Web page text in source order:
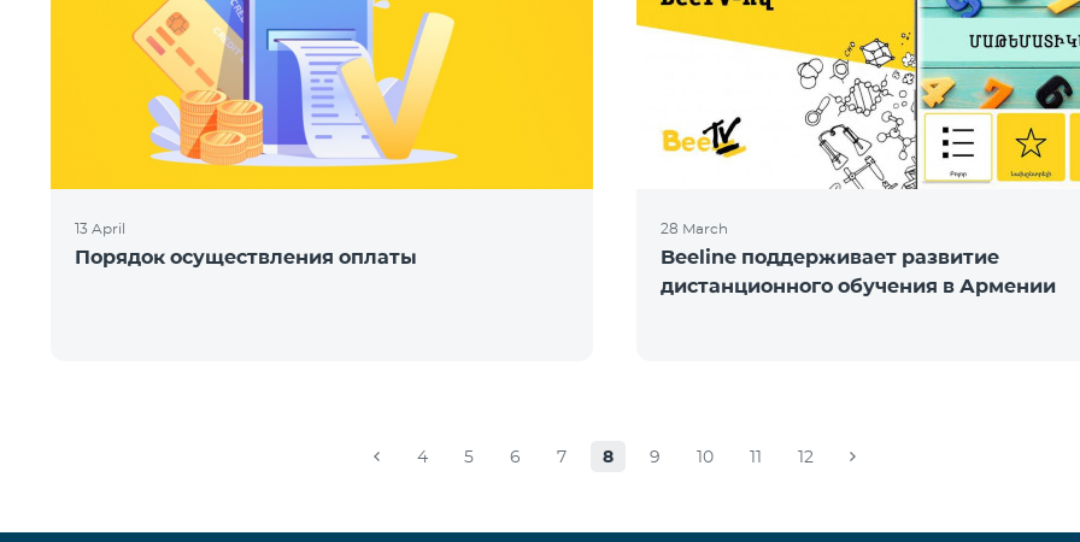
13 April
Порядок осуществления оплаты
28 March
Beeline поддерживает развитие
дистанционного обучения в Армении
4 5 6 7 8 9 10 11 12